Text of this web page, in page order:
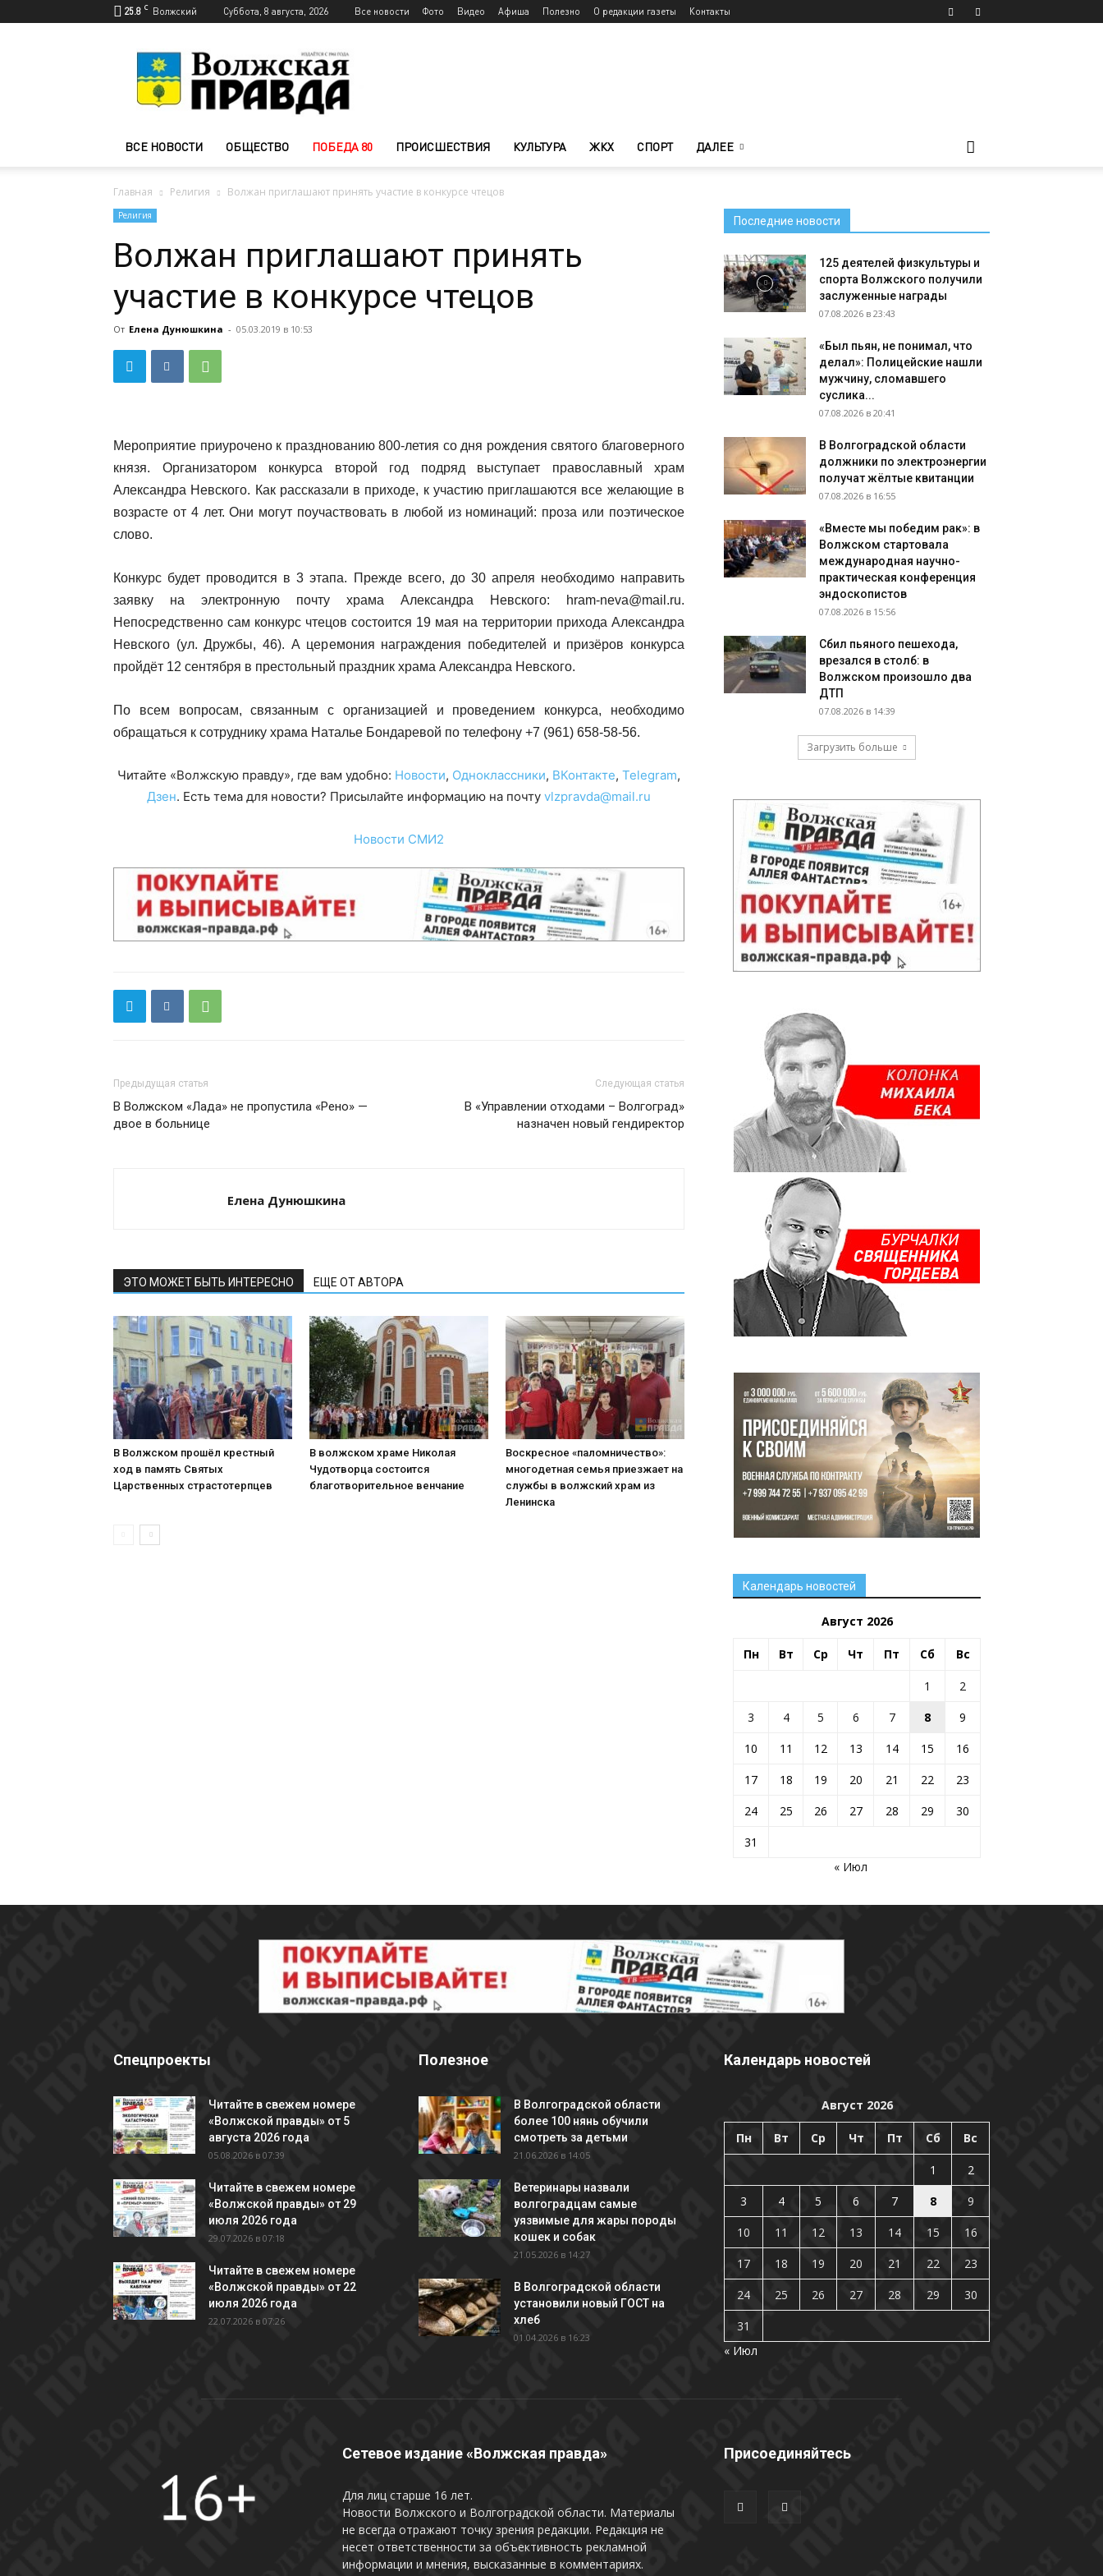
25.8 C Волжский Суббота, 8 августа, 2026 Все новости Фото Видео Афиша Полезно О редакции газеты Контакты
Волжского
—
Волжская
ВСЕ НОВОСТИ ОБЩЕСТВО ПОБЕДА 80 ПРОИСШЕСТВИЯ КУЛЬТУРА ЖКХ СПОРТ ДАЛЕЕ
Главная Религия Волжан приглашают принять участие в конкурсе чтецов
Религия
Волжан приглашают принять
участие в конкурсе чтецов
От Елена Дунюшкина - 05.03.2019 в 10:53
Мероприятие приурочено к празднованию 800-летия со дня рождения святого благоверного
князя. Организатором конкурса второй год подряд выступает православный храм
Александра Невского. Как рассказали в приходе, к участию приглашаются все желающие в
возрасте от 4 лет. Они могут поучаствовать в любой из номинаций: проза или поэтическое
слово.
Конкурс будет проводится в 3 этапа. Прежде всего, до 30 апреля необходимо направить
заявку на электронную почту храма Александра Невского: hram-neva@mail.ru.
Непосредственно сам конкурс чтецов состоится 19 мая на территории прихода Александра
Невского (ул. Дружбы, 46). А церемония награждения победителей и призёров конкурса
пройдёт 12 сентября в престольный праздник храма Александра Невского.
По всем вопросам, связанным с организацией и проведением конкурса, необходимо
обращаться к сотруднику храма Наталье Бондаревой по телефону +7 (961) 658-58-56.
Читайте «Волжскую правду», где вам удобно: Новости, Одноклассники, ВКонтакте, Telegram,
Дзен. Есть тема для новости? Присылайте информацию на почту vlzpravda@mail.ru
Новости СМИ2
Предыдущая статья
В Волжском «Лада» не пропустила «Рено» —
двое в больнице
Следующая статья
В «Управлении отходами – Волгоград»
назначен новый гендиректор
Елена Дунюшкина
ЭТО МОЖЕТ БЫТЬ ИНТЕРЕСНО ЕЩЕ ОТ АВТОРА
В Волжском прошёл крестный
ход в память Святых
Царственных страстотерпцев
В волжском храме Николая
Чудотворца состоится
благотворительное венчание
Воскресное «паломничество»:
многодетная семья приезжает на
службы в волжский храм из
Ленинска
Последние новости
125 деятелей физкультуры и
спорта Волжского получили
заслуженные награды
07.08.2026 в 23:43
«Был пьян, не понимал, что
делал»: Полицейские нашли
мужчину, сломавшего
суслика...
07.08.2026 в 20:41
В Волгоградской области
должники по электроэнергии
получат жёлтые квитанции
07.08.2026 в 16:55
«Вместе мы победим рак»: в
Волжском стартовала
международная научно-
практическая конференция
эндоскопистов
07.08.2026 в 15:56
Сбил пьяного пешехода,
врезался в столб: в
Волжском произошло два
ДТП
07.08.2026 в 14:39
Загрузить больше
Календарь новостей
Август 2026
Пн Вт Ср Чт Пт Сб Вс
1
2
3
4 5 6 7 8
9
10
11 12 13 14 15
16
17
18 19 20 21 22
23
24
25 26 27 28 29
30
31
« Июл
Спецпроекты
Читайте в свежем номере
«Волжской правды» от 5
августа 2026 года
05.08.2026 в 07:39
Читайте в свежем номере
«Волжской правды» от 29
июля 2026 года
29.07.2026 в 07:18
Читайте в свежем номере
«Волжской правды» от 22
июля 2026 года
22.07.2026 в 07:26
Полезное
В Волгоградской области
более 100 нянь обучили
смотреть за детьми
21.06.2026 в 14:05
Ветеринары назвали
волгоградцам самые
уязвимые для жары породы
кошек и собак
21.05.2026 в 14:27
В Волгоградской области
установили новый ГОСТ на
хлеб
01.04.2026 в 16:23
Календарь новостей
Август 2026
Пн Вт Ср Чт Пт Сб Вс
1
2
3
4 5 6 7 8
9
10
11 12 13 14 15
16
17
18 19 20 21 22
23
24
25 26 27 28 29
30
31
« Июл
Сетевое издание «Волжская правда»
Для лиц старше 16 лет.
Новости Волжского и Волгоградской области. Материалы
не всегда отражают точку зрения редакции. Редакция не
несет ответственности за объективность рекламной
информации и мнения, высказанные в комментариях.
Присоединяйтесь